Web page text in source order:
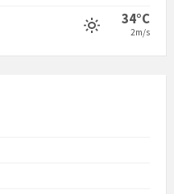
34°C
2m/s